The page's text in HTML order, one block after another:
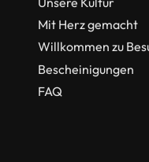
Mit Herz gemacht
Willkommen zu
Bescheinigungen
FAQ